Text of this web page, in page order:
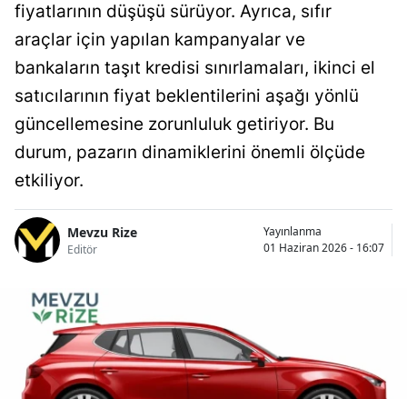
fiyatlarının düşüşü sürüyor. Ayrıca, sıfır
araçlar için yapılan kampanyalar ve
bankaların taşıt kredisi sınırlamaları, ikinci el
satıcılarının fiyat beklentilerini aşağı yönlü
güncellemesine zorunluluk getiriyor. Bu
durum, pazarın dinamiklerini önemli ölçüde
etkiliyor.
Mevzu Rize
Editör
Yayınlanma
01 Haziran 2026 - 16:07